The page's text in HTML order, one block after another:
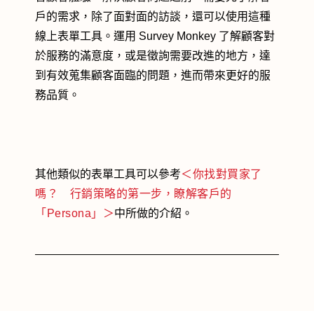
戶的需求，除了面對面的訪談，還可以使用這種
線上表單工具。運用 Survey Monkey 了解顧客對
於服務的滿意度，或是徵詢需要改進的地方，達
到有效蒐集顧客面臨的問題，進而帶來更好的服
務品質。
其他類似的表單工具可以參考＜你找對買家了
嗎？ 行銷策略的第一步，瞭解客戶的
「Persona」＞中所做的介紹。